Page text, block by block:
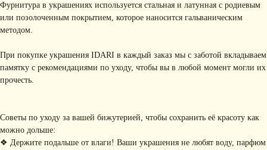
Фурнитура в украшениях используется стальная и латунная с родиевым
или позолоченным покрытием, которое наносится гальваническим
методом.
При покупке украшения IDARI в каждый заказ мы с заботой вкладываем
памятку с рекомендациями по уходу, чтобы вы в любой момент могли их
прочесть.
Советы по уходу за вашей бижутерией, чтобы сохранить её красоту как
можно дольше:
❖ Держите подальше от влаги! Ваши украшения не любят воду, парфюм